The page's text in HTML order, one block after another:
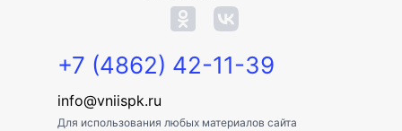
+7 (4862) 42-11-39
info@vniispk.ru
Для использования любых материалов сайта